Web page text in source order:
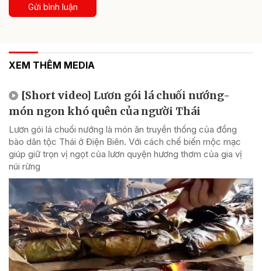
Gửi bình luận
XEM THÊM MEDIA
[Short video] Lươn gói lá chuối nướng-
món ngon khó quên của người Thái
Lươn gói lá chuối nướng là món ăn truyền thống của đồng
bào dân tộc Thái ở Điện Biên. Với cách chế biến mộc mạc
giúp giữ trọn vị ngọt của lươn quyện hương thơm của gia vị
núi rừng